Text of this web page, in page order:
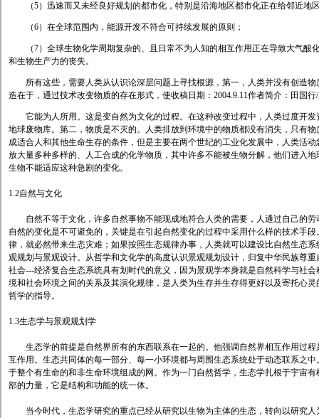
（5）迅速而又未经良好规划的都市化，特别是沿海地区都市化正在给邻近地
（6）在全球范围内，能源开发不符合可持续发展的原则；
（7）全球生物化学周期复杂的、且日常不为人知的相互作用正在导致大气酸
和生物生产力的丧失。
所有这些，需要人类从认识论深层问题上寻找根源，第一，人类并没有创造物
造在于，通过技术改变物质的存在形式，使收稿日期：2004.9.11作者简介：田国
它能为人所用。这是变自然为文化的过程。在这种改变过程中，人类过度开发
地球废物库。第二，物质是不灭的。人类排放到环境中的物质都没有消失，只有
成适合人和其他生命生存的条件，但是主要在两个世纪的工业化发展中，人类活
放大量多种多样的、人工合成的化学物质，其中许多不能被生物分解，他们进入
生物不能适应这种急剧的变化。
1.2自然与文化
自然不等于文化，许多自然事物不能现成地符合人类的需要，人通过自己的劳
自然的变化是不可避免的，关键是在引起自然变化的过程中采用什么样的技术手
律，就必然带来生态灾难；如果按照生态规律办事，人类就可以建设比自然生态
观规划与景观设计。从哲学和文化学的高度认识景观规划设计，归复中华民族尊
社会---经济复合生态系统具有划时代的意义，因为景观学本身就是自然科学与社
境和社会环境之间的关系及其演化规律，是人类为生存并生存得更好以及寄托心
哲学的指导。
1.3生态学与景观规划学
生态学的前提是自然界所有的东西联系在一起的。他强调自然界相互作用过程
互作用。生态共同体的每一部分、每一小环境都与周围生态系统处于动态联系之
于整个有生命的和非生命环境组成的网。作为一门自然哲学，生态学扎根于宇宙
部的力量，它是结构和功能的统一体。
当今时代，生态学研究的重点已经从研究以生物为主体的生态，转向以研究人